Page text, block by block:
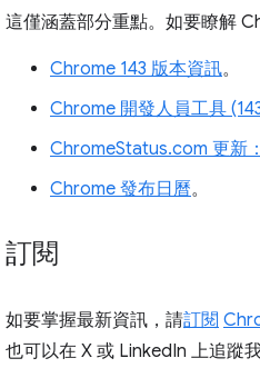
這僅涵蓋部分重點。如要瞭解
Chrome 143 版本資訊。
Chrome 開發人員工具
ChromeStatus.com 更新
Chrome 發布日曆。
訂閱
如要掌握最新資訊，請訂閱
也可以在 X 或 LinkedIn 上追蹤